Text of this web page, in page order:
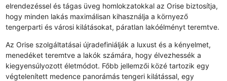
elrendezéssel és tágas üveg homlokzatokkal az Orise biztosítja,
hogy minden lakás maximálisan kihasználja a környező
tengerparti és városi kilátásokat, páratlan lakóélményt teremtve.
Az Orise szolgáltatásai újradefiniálják a luxust és a kényelmet,
menedéket teremtve a lakók számára, hogy élvezhessék a
kiegyensúlyozott életmódot. Főbb jellemzői közé tartozik egy
végtelenített medence panorámás tengeri kilátással, egy